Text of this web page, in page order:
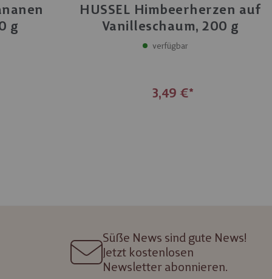
g
HUSSEL Himbeerherzen auf
Vanilleschaum, 200 g
verfügbar
3,49 €
Süße News sind gute News!
Jetzt kostenlosen
Newsletter abonnieren.